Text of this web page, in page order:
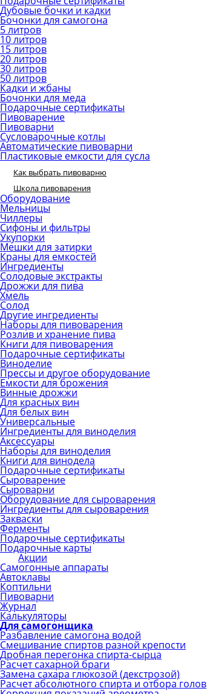
Дубовые бочки и кадки
Бочонки для самогона
5 литров
10 литров
15 литров
20 литров
30 литров
50 литров
Кадки и жбаны
Бочонки для меда
Подарочные сертификаты
Пивоварение
Пивоварни
Сусловарочные котлы
Автоматические пивоварни
Пластиковые емкости для сусла
Как выбрать пивоварню
Школа пивоварения
Оборудование
Мельницы
Чиллеры
Сифоны и фильтры
Укупорки
Мешки для затирки
Краны для емкостей
Ингредиенты
Солодовые экстракты
Дрожжи для пива
Хмель
Солод
Другие ингредиенты
Наборы для пивоварения
Розлив и хранение пива
Книги для пивоварения
Подарочные сертификаты
Виноделие
Прессы и другое оборудование
Емкости для брожения
Винные дрожжи
Для красных вин
Для белых вин
Универсальные
Ингредиенты для виноделия
Аксессуары
Наборы для виноделия
Книги для винодела
Подарочные сертификаты
Сыроварение
Сыроварни
Оборудование для сыроварения
Ингредиенты для сыроварения
Закваски
Ферменты
Подарочные сертификаты
Подарочные карты
Акции
Самогонные аппараты
Автоклавы
Коптильни
Пивоварни
Журнал
Калькуляторы
Для самогонщика
Разбавление самогона водой
Смешивание спиртов разной крепости
Дробная перегонка спирта-сырца
Расчет сахарной браги
Замена сахара глюкозой (декстрозой)
Расчет абсолютного спирта и отбора голов